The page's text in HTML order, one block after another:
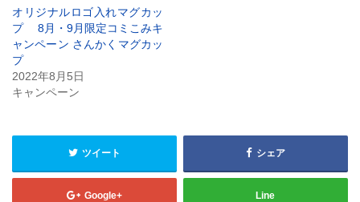
で
開
き
ま
(新
し
い
ウ
ィ
ド
ウ
す)
オリジナルロゴ入れマグカッ
プ 8月・9月限定コミこみキ
ャンペーン さんかくマグカッ
プ
2022年8月5日
キャンペーン
ツイート シェア
Google+ Line